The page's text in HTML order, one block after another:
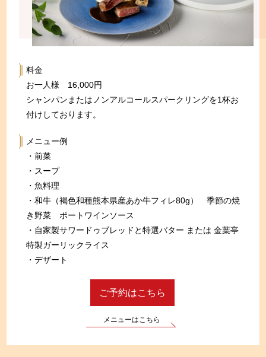
料金
お一人様 16,000円
シャンパンまたはノンアルコールスパークリングを1杯お
付けしております。
メニュー例
・前菜
・スープ
・魚料理
・和牛（褐色和種熊本県産あか牛フィレ80g） 季節の焼
き野菜 ポートワインソース
・自家製サワードゥブレッドと特選バター または 金葉亭
特製ガーリックライス
・デザート
ご予約はこちら
メニューはこちら